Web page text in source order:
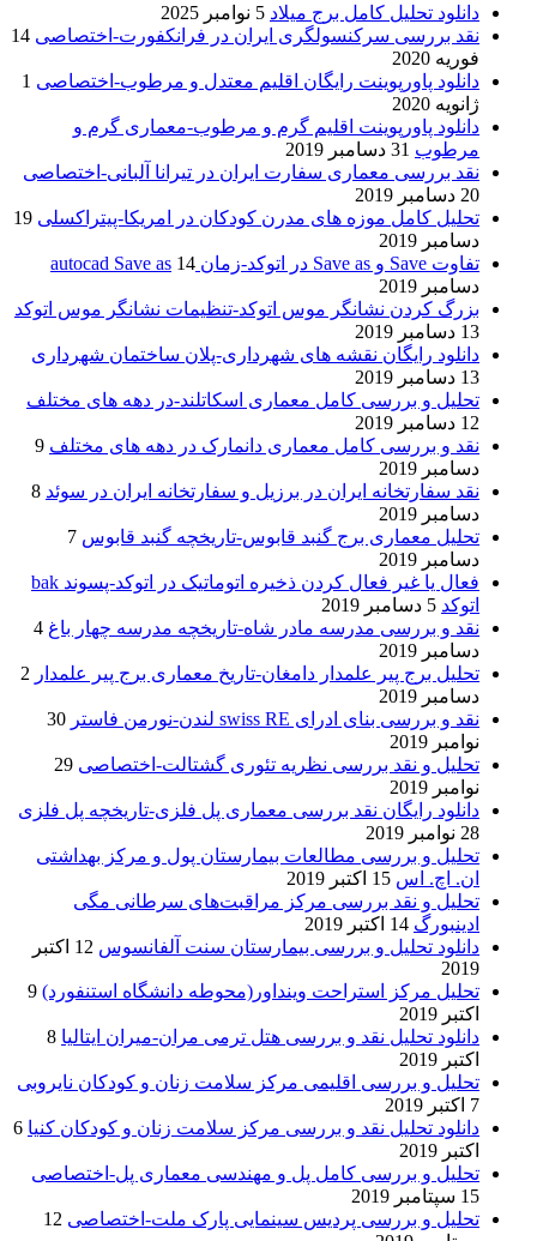
دانلود تحلیل کامل برج میلاد 5 نوامبر 2025
نقد بررسی سرکنسولگری ایران در فرانکفورت-اختصاصی 14
فوریه 2020
دانلود پاورپوینت رایگان اقلیم معتدل و مرطوب-اختصاصی 1
ژانویه 2020
دانلود پاورپوینت اقلیم گرم و مرطوب-معماری گرم و
مرطوب 31 دسامبر 2019
نقد بررسی معماری سفارت ایران در تیرانا آلبانی-اختصاصی
20 دسامبر 2019
تحلیل کامل موزه های مدرن کودکان در امریکا-پیتراکسلی 19
دسامبر 2019
تفاوت Save و Save as در اتوکد-زمان autocad Save as
14
دسامبر 2019
بزرگ کردن نشانگر موس اتوکد-تنظیمات نشانگر موس اتوکد
13 دسامبر 2019
دانلود رایگان نقشه های شهرداری-پلان ساختمان شهرداری
13 دسامبر 2019
تحلیل و بررسی کامل معماری اسکاتلند-در دهه های مختلف
12 دسامبر 2019
نقد و بررسی کامل معماری دانمارک در دهه های مختلف 9
دسامبر 2019
نقد سفارتخانه ایران در برزیل و سفارتخانه ایران در سوئد 8
دسامبر 2019
تحلیل معماری برج گنبد قابوس-تاریخچه گنبد قابوس 7
دسامبر 2019
فعال یا غیر فعال کردن ذخیره اتوماتیک در اتوکد-پسوند bak
اتوکد 5 دسامبر 2019
نقد و بررسی مدرسه مادر شاه-تاریخچه مدرسه چهار باغ 4
دسامبر 2019
تحلیل برج پیر علمدار دامغان-تاریخ معماری برج پیر علمدار 2
دسامبر 2019
نقد و بررسی بنای ادرای swiss RE لندن-نورمن فاستر
30
نوامبر 2019
تحلیل و نقد بررسی نظریه تئوری گشتالت-اختصاصی 29
نوامبر 2019
دانلود رایگان نقد بررسی معماری پل فلزی-تاریخچه پل فلزی
28 نوامبر 2019
تحلیل و بررسی مطالعات بیمارستان پول و مرکز بهداشتی
ان. اچ. اس 15 اکتبر 2019
تحلیل و نقد بررسی مرکز مراقبت‌های سرطانی مگی
ادینبورگ 14 اکتبر 2019
دانلود تحلیل و بررسی بیمارستان سنت آلفانسوس
12 اکتبر
2019
تحلیل مرکز استراحت وینداور(محوطه دانشگاه استنفورد) 9
اکتبر 2019
دانلود تحلیل نقد و بررسی هتل ترمی مران-میران ایتالیا 8
اکتبر 2019
تحلیل و بررسی اقلیمی مرکز سلامت زنان و کودکان نایروبی
7 اکتبر 2019
دانلود تحلیل نقد و بررسی مرکز سلامت زنان و کودکان کنیا 6
اکتبر 2019
تحلیل و بررسی کامل پل و مهندسی معماری پل-اختصاصی
15 سپتامبر 2019
تحلیل و بررسی پردیس سینمایی پارک ملت-اختصاصی 12